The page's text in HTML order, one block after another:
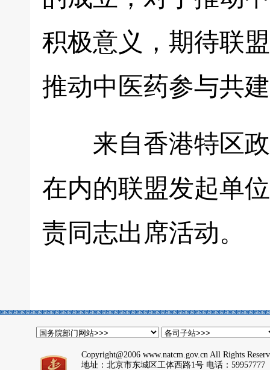
积极意义，期待联
推动中医药参与共
来自香港特区政
在内的联盟发起单
责同志出席活动。
Copyright@2006 www.natcm.gov.cn All Rights
地址：北京市东城区工体西路1号 电话：59957777